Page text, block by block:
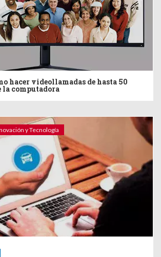
hacer videollamadas de hasta 50
la computadora
y Tecnología